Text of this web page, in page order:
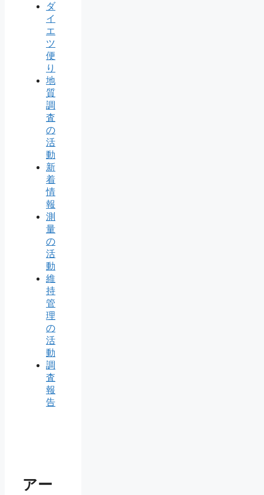
ダ
イ
エ
ツ
便
り
地
質
調
査
の
活
動
新
着
情
報
測
量
の
活
動
維
持
管
理
の
活
動
調
査
報
告
アー